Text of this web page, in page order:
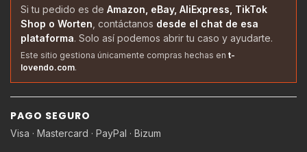
Si tu pedido es de Amazon, eBay, AliExpress, TikTok
Shop o Worten , contáctanos desde el chat de esa
plataforma. Solo así podemos abrir tu caso y ayudarte.
Este sitio gestiona únicamente compras hechas en t-
lovendo.com.
PAGO SEGURO
Visa · Mastercard · PayPal · Bizum